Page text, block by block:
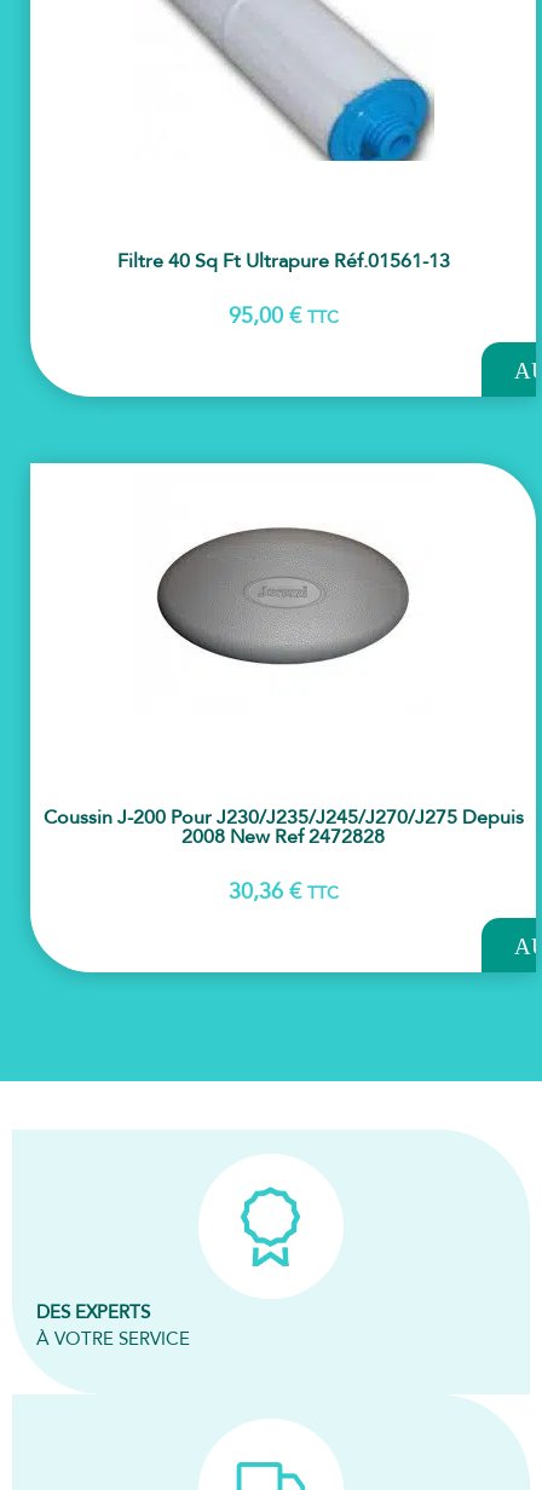
Filtre 40 Sq Ft Ultrapure Réf.01561-13
95,00 € TTC
Coussin J-200 Pour J230/j235/j245/j270/j275 Depuis
2008 New Ref 2472828
30,36 € TTC
DES EXPERTS
À VOTRE SERVICE